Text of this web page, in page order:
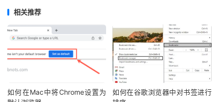
相关推荐
如何在Mac中将Chrome设置为
如何在谷歌浏览器中对书签进行